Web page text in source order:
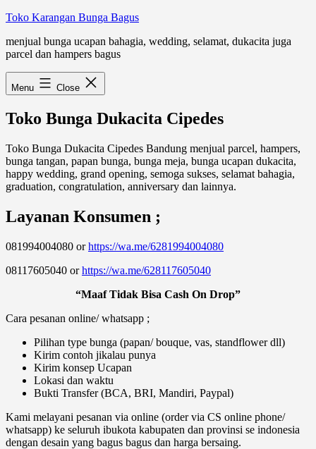
Skip
content
Toko Karangan Bunga Bagus
menjual bunga ucapan bahagia, wedding, selamat, dukacita juga
parcel dan hampers bagus
Menu Close
Toko Bunga Dukacita Cipedes
Toko Bunga Dukacita Cipedes Bandung menjual parcel, hampers,
bunga tangan, papan bunga, bunga meja, bunga ucapan dukacita,
happy wedding, grand opening, semoga sukses, selamat bahagia,
graduation, congratulation, anniversary dan lainnya.
Layanan Konsumen ;
081994004080 orhttps://wa.me/6281994004080
08117605040 orhttps://wa.me/628117605040
“Maaf Tidak Bisa Cash On Drop”
Cara pesanan online/ whatsapp ;
Pilihan type bunga (papan/ bouque, vas, standflower dll)
Kirim contoh jikalau punya
Kirim konsep Ucapan
Lokasi dan waktu
Bukti Transfer (BCA, BRI, Mandiri, Paypal)
Kami melayani pesanan via online (order via CS online phone/
whatsapp) ke seluruh ibukota kabupaten dan provinsi se indonesia
dengan desain yang bagus bagus dan harga bersaing.